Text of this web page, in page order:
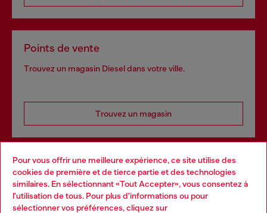
Pour vous offrir une meilleure expérience, ce site utilise des
cookies de première et de tierce partie et des technologies
similaires. En sélectionnant «Tout Accepter», vous consentez à
l'utilisation de tous. Pour plus d'informations ou pour
sélectionner vos préférences, cliquez sur
Points de vente
Trouvez un magasin Diesel dans votre ville.
Trouvez un magasin
Services omnicanaux
Découvrez tous nos services, en ligne et en magasin.
Choose your location